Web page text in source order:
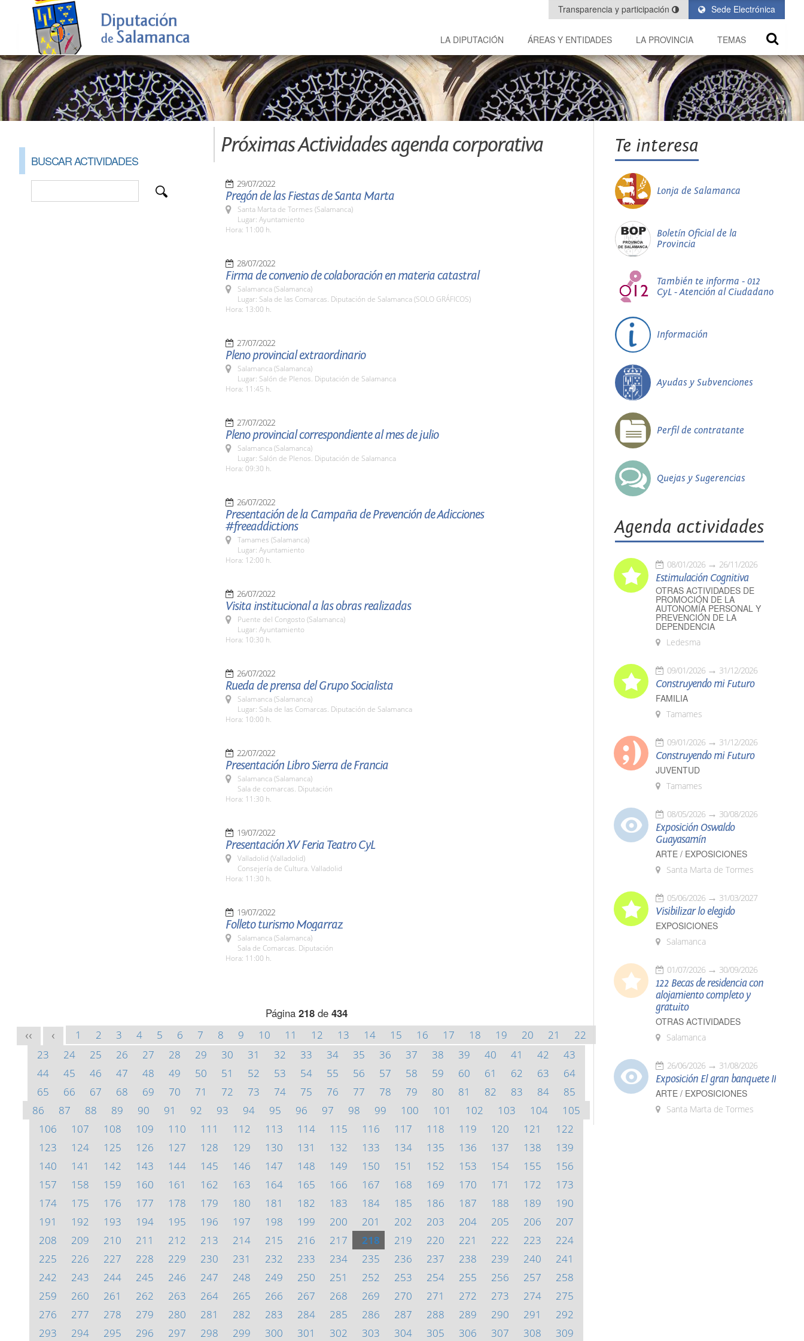
Sede Electrónica
Transparencia y participación
LA DIPUTACIÓN ÁREAS Y ENTIDADES LA PROVINCIA TEMAS
BUSCAR ACTIVIDADES
Próximas Actividades agenda corporativa
29/07/2022
Pregón de las Fiestas de Santa Marta
Santa Marta de Tormes (Salamanca)
Lugar: Ayuntamiento
Hora: 11:00 h.
28/07/2022
Firma de convenio de colaboración en materia catastral
Salamanca (Salamanca)
Lugar: Sala de las Comarcas. Diputación de Salamanca (SOLO GRÁFICOS)
Hora: 13:00 h.
27/07/2022
Pleno provincial extraordinario
Salamanca (Salamanca)
Lugar: Salón de Plenos. Diputación de Salamanca
Hora: 11:45 h.
27/07/2022
Pleno provincial correspondiente al mes de julio
Salamanca (Salamanca)
Lugar: Salón de Plenos. Diputación de Salamanca
Hora: 09:30 h.
26/07/2022
Presentación de la Campaña de Prevención de Adicciones
#freeaddictions
Tamames (Salamanca)
Lugar: Ayuntamiento
Hora: 12:00 h.
26/07/2022
Visita institucional a las obras realizadas
Puente del Congosto (Salamanca)
Lugar: Ayuntamiento
Hora: 10:30 h.
26/07/2022
Rueda de prensa del Grupo Socialista
Salamanca (Salamanca)
Lugar: Sala de las Comarcas. Diputación de Salamanca
Hora: 10:00 h.
22/07/2022
Presentación Libro Sierra de Francia
Salamanca (Salamanca)
Sala de comarcas. Diputación
Hora: 11:30 h.
19/07/2022
Presentación XV Feria Teatro CyL
Valladolid (Valladolid)
Consejería de Cultura. Valladolid
Hora: 11:30 h.
19/07/2022
Folleto turismo Mogarraz
Salamanca (Salamanca)
Sala de Comarcas. Diputación
Hora: 11:00 h.
Página 218de 434
<< < 1 2 3 4 5 6 7 8 9 10 11 12 13 14 15 16 17 18 19 20 21
22
23
24 25 26 27 28 29 30 31 32 33 34 35 36 37 38 39 40 41 42
43
44
45 46 47 48 49 50 51 52 53 54 55 56 57 58 59 60 61 62 63
64
65
66 67 68 69 70 71 72 73 74 75 76 77 78 79 80 81 82 83 84
85
86
87 88 89 90 91 92 93 94 95 96 97 98 99 100 101 102 103 104
105
106
107 108 109 110 111 112 113 114 115 116 117 118 119 120 121
122
123
124 125 126 127 128 129 130 131 132 133 134 135 136 137 138
139
140
141 142 143 144 145 146 147 148 149 150 151 152 153 154 155
156
157
158 159 160 161 162 163 164 165 166 167 168 169 170 171 172
173
174
175 176 177 178 179 180 181 182 183 184 185 186 187 188 189
190
191
192 193 194 195 196 197 198 199 200 201 202 203 204 205 206
207
208
209 210 211 212 213 214 215 216 217 218 219 220 221 222 223
224
225
226 227 228 229 230 231 232 233 234 235 236 237 238 239 240
241
242
243 244 245 246 247 248 249 250 251 252 253 254 255 256 257
258
259
260 261 262 263 264 265 266 267 268 269 270 271 272 273 274
275
276
277 278 279 280 281 282 283 284 285 286 287 288 289 290 291
292
293
294 295 296 297 298 299 300 301 302 303 304 305 306 307 308 309
Te interesa
Lonja de Salamanca
Boletín Oficial de la
Provincia
También te informa - 012
CyL - Atención al Ciudadano
Información
Ayudas y Subvenciones
Perfil de contratante
Quejas y Sugerencias
Agenda actividades
08/01/2026 26/11/2026
Estimulación Cognitiva
OTRAS ACTIVIDADES DE
PROMOCIÓN DE LA
AUTONOMÍA PERSONAL Y
PREVENCIÓN DE LA
DEPENDENCIA
Ledesma
09/01/2026 31/12/2026
Construyendo mi Futuro
FAMILIA
Tamames
09/01/2026 31/12/2026
Construyendo mi Futuro
JUVENTUD
Tamames
08/05/2026 30/08/2026
Exposición Oswaldo
Guayasamín
ARTE / EXPOSICIONES
Santa Marta de Tormes
05/06/2026 31/03/2027
Visibilizar lo elegido
EXPOSICIONES
Salamanca
01/07/2026 30/09/2026
122 Becas de residencia con
alojamiento completo y
gratuito
OTRAS ACTIVIDADES
Salamanca
26/06/2026 31/08/2026
Exposición El gran banquete II
ARTE / EXPOSICIONES
Santa Marta de Tormes